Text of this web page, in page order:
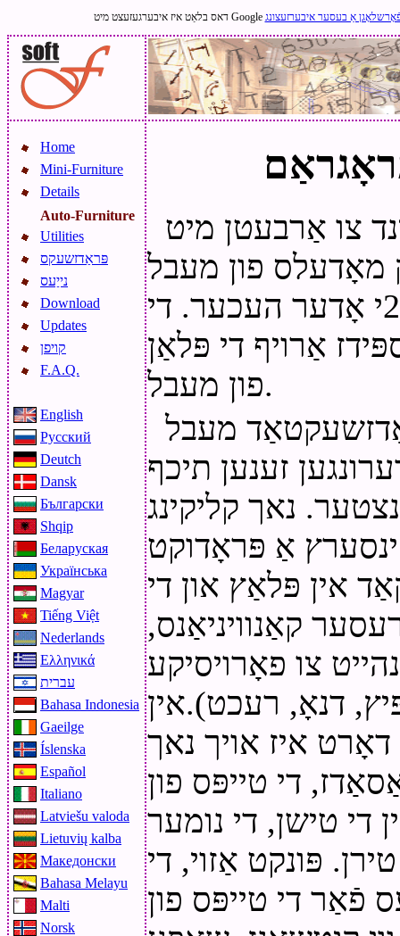
אַ בעסער איבערזעצונג
Home
Mini-Furniture
Details
Auto-Furniture
Utilities
פּראַדזשעקס
נייַעס
Download
Updates
קויפן
F.A.Q.
English
Русский
Deutch
Dansk
Български
Shqip
Беларуская
Українська
Magyar
Tiếng Việt
Nederlands
Ελληνικά
עברית
Bahasa Indonesia
Gaeilge
Íslenska
Español
Italiano
Latviešu valoda
Lietuvių kalba
Македонски
Bahasa Melayu
Malti
Norsk
צו אַרבעטן מיט
פון מעבל
פֿאַר אַוטאָקאַד ווערסיע 2000י אָדער העכער. די
אַרויף די פּלאַן
פון מעבל.
מעבל
זענען תיכף
נאך קליקינג
אַ פּראָדוקט
אין פּלאַץ און די
קאַנוויניאַנס,
צו פאָרויסיקע
דנאָ, רעכט).אין
דאָרט איז אויך נאך
די טייפּס פון
די טישן, די נומער
פּונקט אַזוי, די
פֿאַר די טייפּס פון